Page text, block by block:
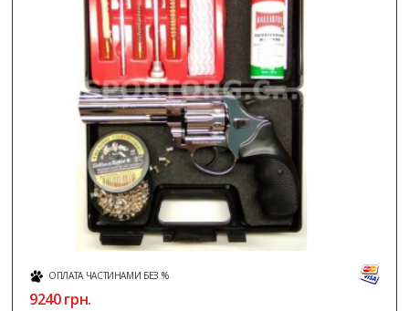
ОПЛАТА ЧАСТИНАМИ БЕЗ %
9240грн.